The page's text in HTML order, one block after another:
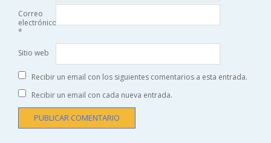
Correo
electrónico
*
Sitio web
Recibir un email con los siguientes comentarios a esta entrada.
Recibir un email con cada nueva entrada.